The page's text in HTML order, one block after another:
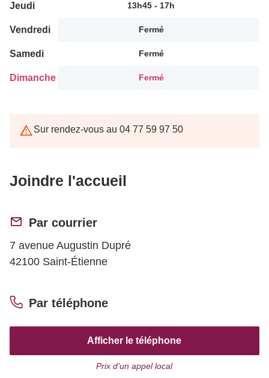
Jeudi 13h45 - 17h
Vendredi Fermé
Samedi Fermé
Dimanche Fermé
Sur rendez-vous au 04 77 59 97 50
Joindre l'accueil
Par courrier
7 avenue Augustin Dupré
42100 Saint-Étienne
Par téléphone
Afficher le téléphone
Prix d’un appel local